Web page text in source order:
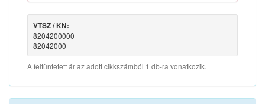
VTSZ / KN:
8204200000
82042000
A feltüntetett ár az adott cikkszámból 1 db-ra vonatkozik.